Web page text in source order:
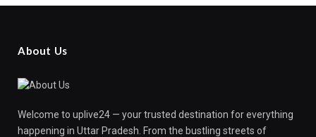
About Us
Welcome to uplive24 — your trusted destination for everything
happening in Uttar Pradesh. From the bustling streets of